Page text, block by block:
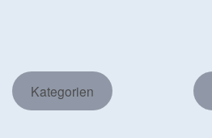
Kategorien